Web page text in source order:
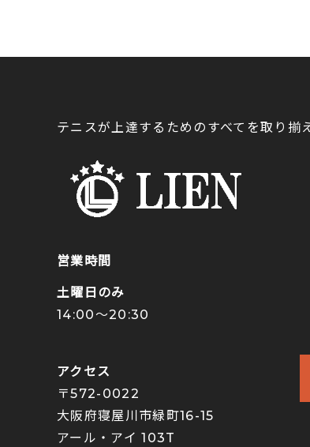
テニスが上達するためのすべてを取り揃
営業時間
土曜日のみ
14:00〜20:30
アクセス
〒572-0022
大阪府寝屋川市緑町16-15
アール・アイ 103T